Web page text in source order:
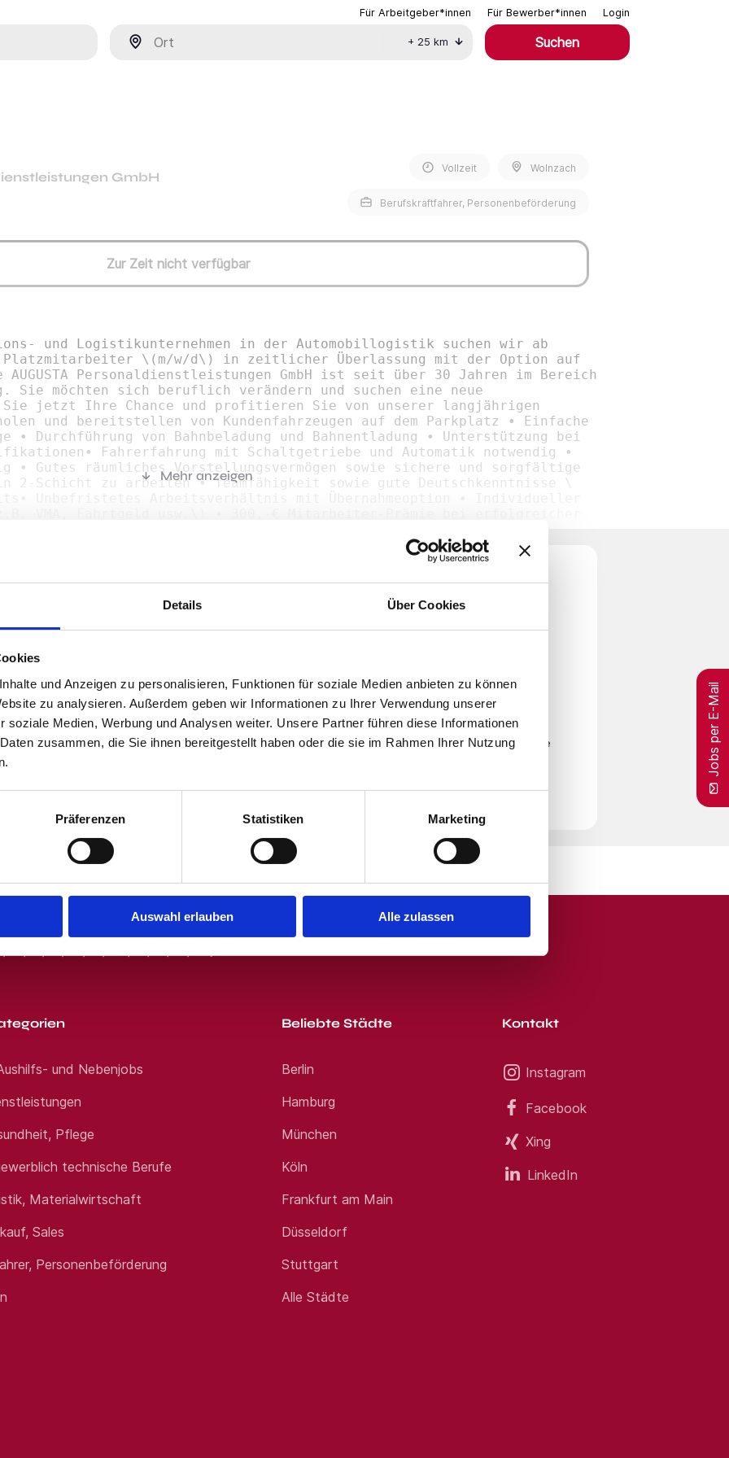
Details Über Cookies
und Anzeigen zu personalisieren, Funktionen für soziale Medien anbieten zu können
zu analysieren. Außerdem geben wir Informationen zu Ihrer Verwendung unserer
soziale Medien, Werbung und Analysen weiter. Unsere Partner führen diese Informationen
zusammen, die Sie ihnen bereitgestellt haben oder die sie im Rahmen Ihrer Nutzung
Präferenzen Statistiken Marketing
Auswahl erlauben Alle zulassen
Für Arbeitgeber*innen Für Bewerber*innen Login
+ 25 km Suchen
GmbH
Vollzeit Wolnzach
Berufskraftfahrer, Personenbeförderung
Zur Zeit nicht verfügbar
und Logistikunternehmen in der Automobillogistik suchen wir ab
Platzmitarbeiter \(m/w/d\) in zeitlicher Überlassung mit der Option auf
AUGUSTA Personaldienstleistungen GmbH ist seit über 30 Jahren im Bereich
möchten sich beruflich verändern und suchen eine neue
Sie jetzt Ihre Chance und profitieren Sie von unserer langjährigen
und bereitstellen von Kundenfahrzeugen auf dem Parkplatz • Einfache
• Durchführung von Bahnbeladung und Bahnentladung • Unterstützung bei
Fahrerfahrung mit Schaltgetriebe und Automatik notwendig •
• Gutes räumliches Vorstellungsvermögen sowie sichere und sorgfältige
2-Schicht zu arbeiten • Teamfähigkeit sowie gute Deutschkenntnisse \
• Bis zu 30 Tage Urlaub • Urlaubs- und Weihnachtsgeld,
Kollegen in der Geschäftsstelle \(russisch, englisch, kroatisch,
Mehr anzeigen
dem Klicken des "Jobangebote per E-Mail"-Buttons stimmst Du unseren Nutzungsbedingungen zu. Beachte
von uns passende Jobangebote per E-Mail. Du kannst Dich jeder Zeit von unserem E-Mail-Service
Jobs per E-Mail
und Nebenjobs
Pflege
technische Berufe
Materialwirtschaft
Sales
Personenbeförderung
Beliebte Städte
Berlin
Hamburg
München
Köln
Frankfurt am Main
Düsseldorf
Stuttgart
Alle Städte
Kontakt
Instagram
Facebook
Xing
LinkedIn